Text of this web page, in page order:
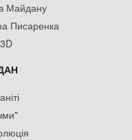
Майдану
Писаренка